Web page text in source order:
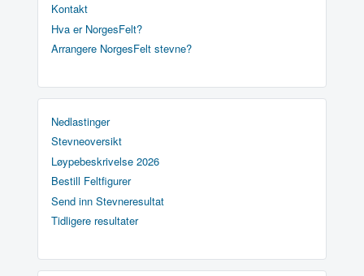
Kontakt
Hva er NorgesFelt?
Arrangere NorgesFelt stevne?
Nedlastinger
Stevneoversikt
Løypebeskrivelse 2026
Bestill Feltfigurer
Send inn Stevneresultat
Tidligere resultater